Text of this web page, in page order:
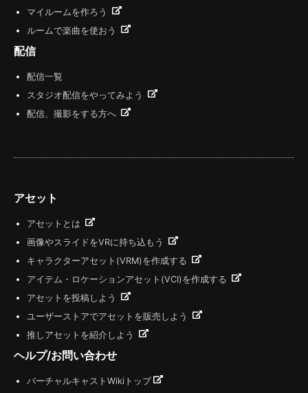
マイルームを作ろう
ルームで楽曲を使おう
配信
配信一覧
スタジオ配信をやってみよう
配信、撮影をする方へ
アセット
アセットとは
画像やスライドをVRに持ち込もう
キャラクターアセット(VRM)を作成する
アイテム・ロケーションアセット(VCI)を作成する
アセットを投稿しよう
ユーザーストアでアセットを販売しよう
推しアセットを紹介しよう
ヘルプ/お問い合わせ
バーチャルキャストWikiトップ